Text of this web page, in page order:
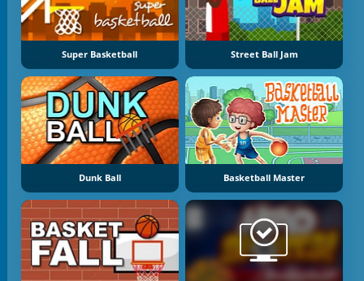
Super Basketball Street Ball Jam
Dunk Ball Basketball Master